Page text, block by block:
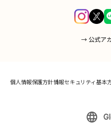
→ 公式ア
個人情報保護方針情報セキュリティ基本